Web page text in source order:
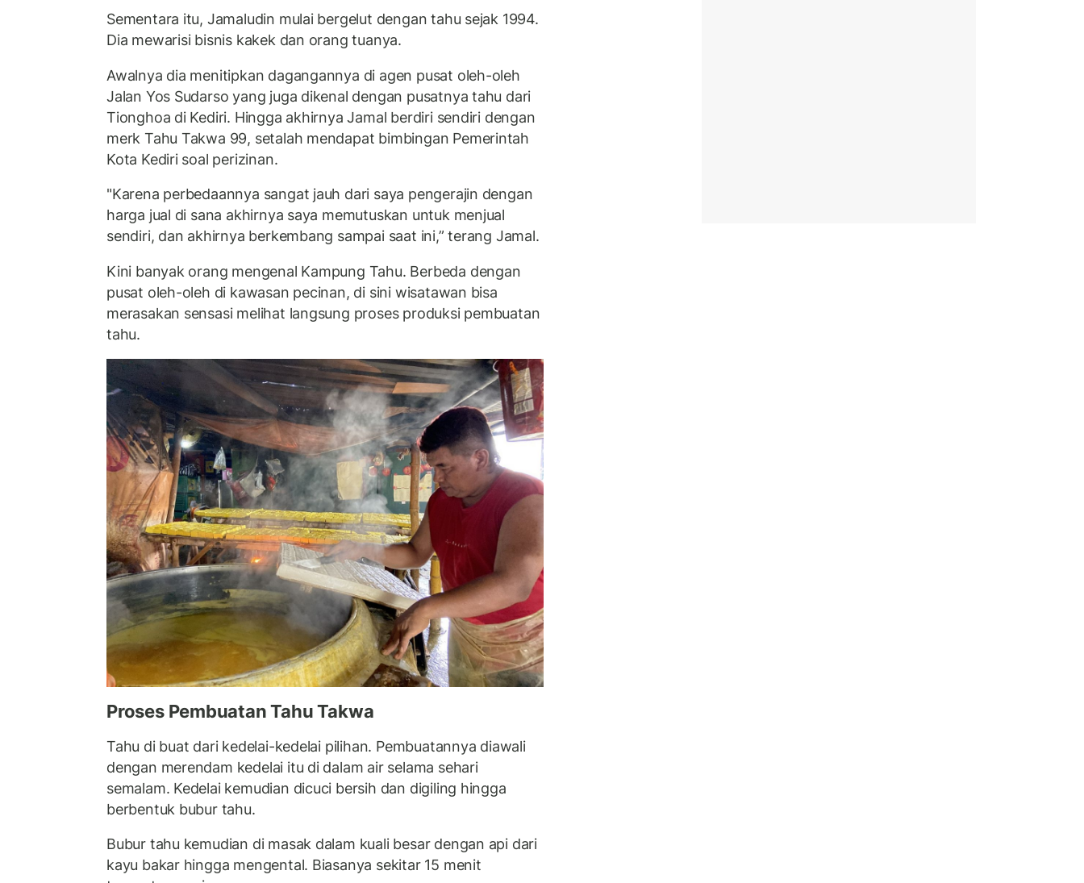
Sementara itu, Jamaludin mulai bergelut dengan tahu sejak 1994.
Dia mewarisi bisnis kakek dan orang tuanya.
Awalnya dia menitipkan dagangannya di agen pusat oleh-oleh
Jalan Yos Sudarso yang juga dikenal dengan pusatnya tahu dari
Tionghoa di Kediri. Hingga akhirnya Jamal berdiri sendiri dengan
merk Tahu Takwa 99, setalah mendapat bimbingan Pemerintah
Kota Kediri soal perizinan.
"Karena perbedaannya sangat jauh dari saya pengerajin dengan
harga jual di sana akhirnya saya memutuskan untuk menjual
sendiri, dan akhirnya berkembang sampai saat ini,” terang Jamal.
Kini banyak orang mengenal Kampung Tahu. Berbeda dengan
pusat oleh-oleh di kawasan pecinan, di sini wisatawan bisa
merasakan sensasi melihat langsung proses produksi pembuatan
tahu.
Proses Pembuatan Tahu Takwa
Tahu di buat dari kedelai-kedelai pilihan. Pembuatannya diawali
dengan merendam kedelai itu di dalam air selama sehari
semalam. Kedelai kemudian dicuci bersih dan digiling hingga
berbentuk bubur tahu.
Bubur tahu kemudian di masak dalam kuali besar dengan api dari
kayu bakar hingga mengental. Biasanya sekitar 15 menit